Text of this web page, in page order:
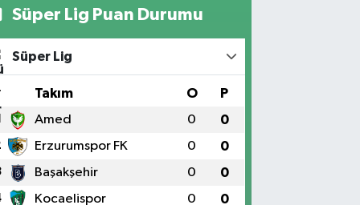
Süper Lig Puan Durumu
Süper Lig
Takım O P
Amed 0 0
Erzurumspor FK 0 0
Başakşehir 0 0
Kocaelispor 0 0